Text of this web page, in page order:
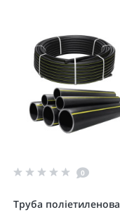
0
Труба поліетиленова